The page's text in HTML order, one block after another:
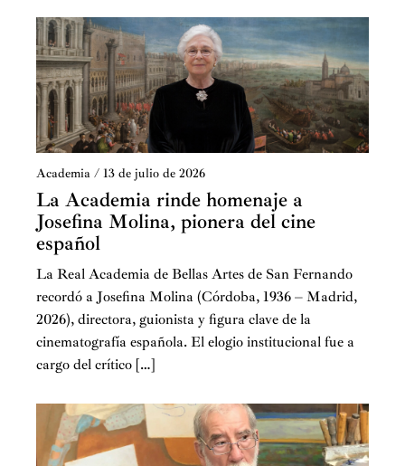
El filántropo Richard H. Driehaus es un exitoso asesor
de inversiones que realizó su primera obra filantrópica
en 1983 cuando estableció su Fundación en Chicago. Su
interés en materia de construcción incluye el apoyo a
estrategias para dar a conocer al público la arquitectura
tradicional, mayormente a través de concursos,
humanista que respetan y refuerzan el sentido de
existencia de un lugar. También destaca su apoyo en
defensa de las políticas de preservación efectiva y del
place-making
el uso de los ciudadanos y el desarrollo de las
comunidades.
Juan de Villanueva proyectó, en las dos propuestas
presentadas a Carlos III, un edificio lineal, de frente
independientes interiormente conectadas entre sí.
Ambos proyectos de iguales dimensiones, ocupan la
franja estrecha del lado Este del Paseo del Prado.
Academia / 13 de julio de 2026
La Academia rinde homenaje a
Josefina Molina, pionera del cine
español
La Real Academia de Bellas Artes de San Fernando
recordó a Josefina Molina (Córdoba, 1936 – Madrid,
2026), directora, guionista y figura clave de la
cinematografía española. El elogio institucional fue a
cargo del crítico […]